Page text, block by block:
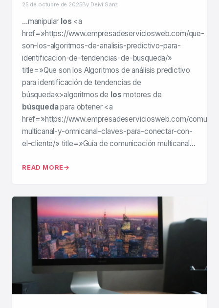
25 de octubre de 2025By Deivi Sanz
…manipular los<a
href=»https://www.empresadeserviciosweb.com/que-
son-los-algoritmos-de-analisis-predictivo-para-
identificacion-de-tendencias-de-busqueda/»
title=»Que son los Algoritmos de análisis predictivo
para identificación de tendencias de
búsqueda«>algoritmos de losmotores de
búsquedapara obtener <a
href=»https://www.empresadeserviciosweb.com/
multicanal-y-omnicanal-claves-para-conectar-con-
el-cliente/» title=»Guía de comunicación multicanal…
READ MORE